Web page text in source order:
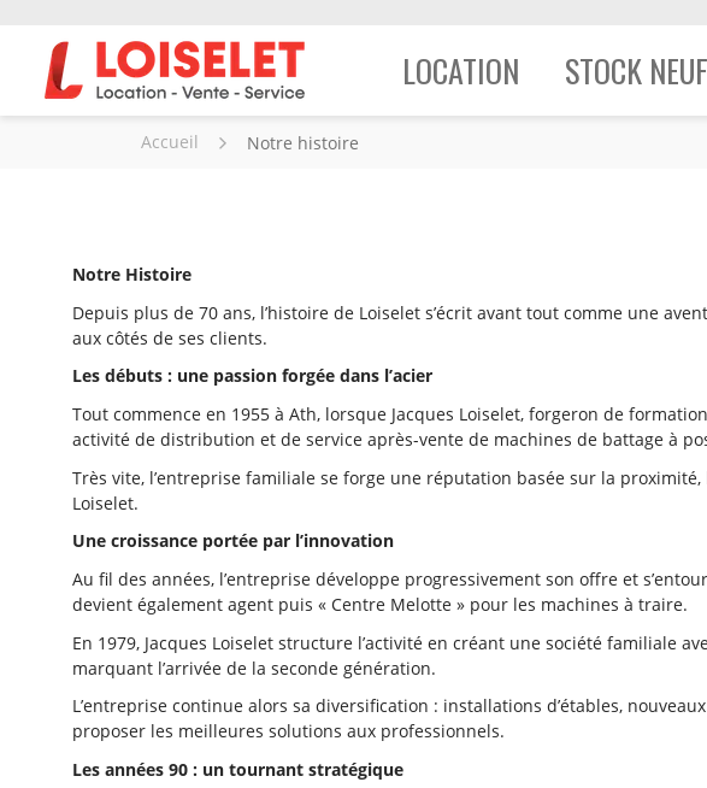
LOCATION STOCK NEUF
Accueil Notre histoire
Notre Histoire
Depuis plus de 70 ans, l’histoire de Loiselet s’écrit avant tout comme une
aux côtés de ses clients.
Les débuts : une passion forgée dans l’acier
Tout commence en 1955 à Ath, lorsque Jacques Loiselet, forgeron de
activité de distribution et de service après-vente de machines de battage à
Très vite, l’entreprise familiale se forge une réputation basée sur la
Loiselet.
Une croissance portée par l’innovation
Au fil des années, l’entreprise développe progressivement son offre et
devient également agent puis « Centre Melotte » pour les machines à traire.
En 1979, Jacques Loiselet structure l’activité en créant une société familiale
marquant l’arrivée de la seconde génération.
L’entreprise continue alors sa diversification : installations d’étables,
proposer les meilleures solutions aux professionnels.
Les années 90 : un tournant stratégique